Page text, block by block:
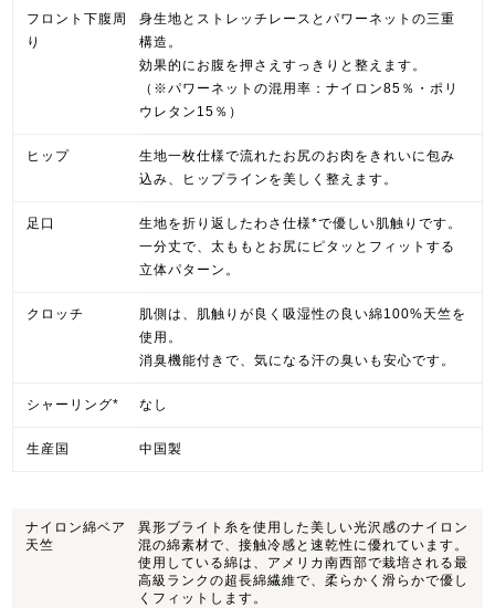
フロント下腹周
り
身生地とストレッチレースとパワーネットの三重
構造。
効果的にお腹を押さえすっきりと整えます。
（※パワーネットの混用率：ナイロン85％・ポリ
ウレタン15％）
ヒップ
生地一枚仕様で流れたお尻のお肉をきれいに包み
込み、ヒップラインを美しく整えます。
足口
生地を折り返したわさ仕様*で優しい肌触りです。
一分丈で、太ももとお尻にピタッとフィットする
立体パターン。
クロッチ
肌側は、肌触りが良く吸湿性の良い綿100%天竺を
使用。
消臭機能付きで、気になる汗の臭いも安心です。
シャーリング* なし
生産国 中国製
ナイロン綿ベア
天竺
異形ブライト糸を使用した美しい光沢感のナイロン
混の綿素材で、接触冷感と速乾性に優れています。
使用している綿は、アメリカ南西部で栽培される最
高級ランクの超長綿繊維で、柔らかく滑らかで優し
くフィットします。